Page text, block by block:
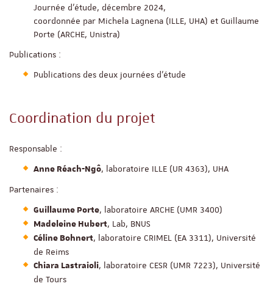
Journée d’étude, décembre 2024,
coordonnée par Michela Lagnena (ILLE, UHA) et Guillaume
Porte (ARCHE, Unistra)
Publications :
Publications des deux journées d’étude
Coordination du projet
Responsable :
Anne Réach-Ngô, laboratoire ILLE (UR 4363), UHA
Partenaires :
Guillaume Porte, laboratoire ARCHE (UMR 3400)
Madeleine Hubert, Lab, BNUS
Céline Bohnert, laboratoire CRIMEL (EA 3311), Université
de Reims
Chiara Lastraioli, laboratoire CESR (UMR 7223), Université
de Tours